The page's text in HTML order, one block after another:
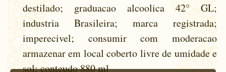
destilado; graduacao alcoolica 42° GL;
industria Brasileira; marca registrada;
imperecivel; consumir com moderacao
armazenar em local coberto livre de umidade e
sol; conteudo 880 ml